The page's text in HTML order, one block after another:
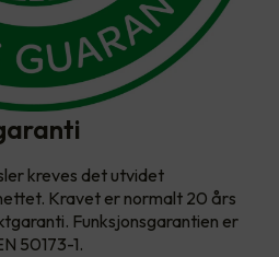
kreves det utvidet
Kravet er normalt 20 års
Funksjonsgarantien er
50173-1.